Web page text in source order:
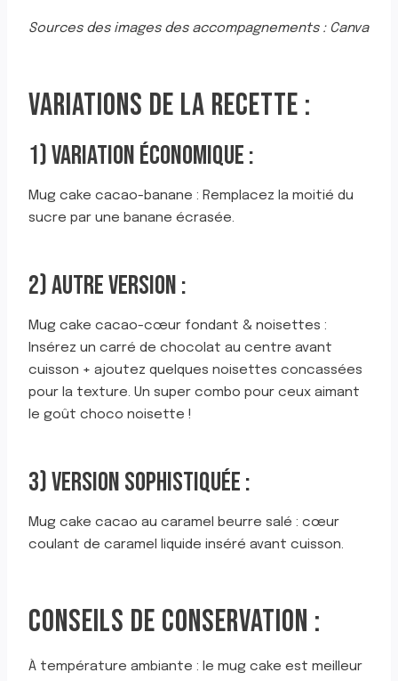
Sources des images des accompagnements : Canva
VARIATIONS DE LA RECETTE :
1) VARIATION ÉCONOMIQUE :
Mug cake cacao-banane : Remplacez la moitié du
sucre par une banane écrasée.
2) AUTRE VERSION :
Mug cake cacao-cœur fondant & noisettes :
Insérez un carré de chocolat au centre avant
cuisson + ajoutez quelques noisettes concassées
pour la texture. Un super combo pour ceux aimant
le goût choco noisette !
3) VERSION SOPHISTIQUÉE :
Mug cake cacao au caramel beurre salé : cœur
coulant de caramel liquide inséré avant cuisson.
CONSEILS DE CONSERVATION :
À température ambiante : le mug cake est meilleur